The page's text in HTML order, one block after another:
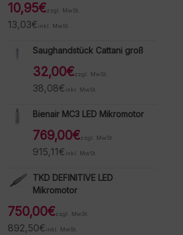
10,95€zzgl. MwSt.
13,03€ inkl. MwSt.
Saughandstück Cattani groß
32,00€zzgl. MwSt.
38,08€ inkl. MwSt.
Bienair MC3 LED Mikromotor
769,00€zzgl. MwSt.
915,11€ inkl. MwSt.
TKD DEFINITIVE LED
Mikromotor
750,00€zzgl. MwSt.
892,50€ inkl. MwSt.